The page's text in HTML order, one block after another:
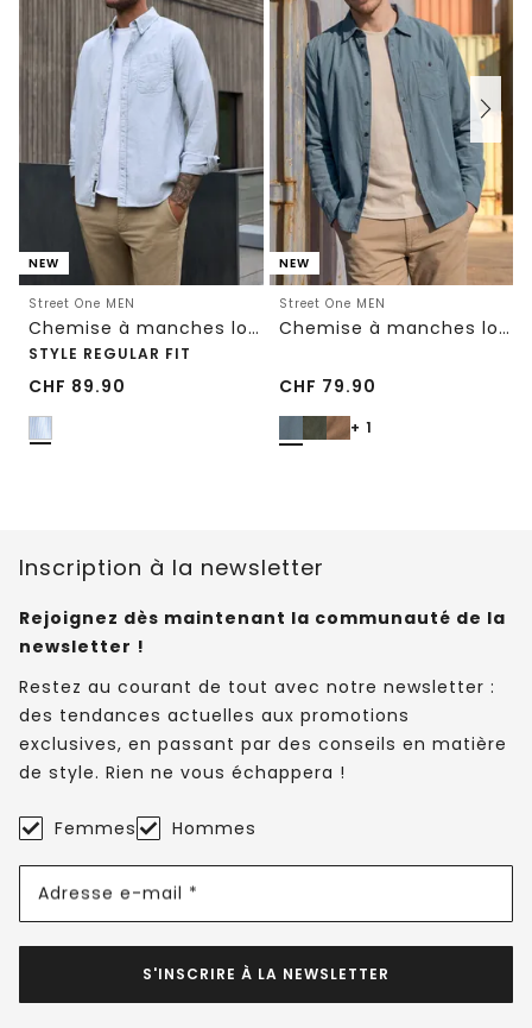
NEW
Street One MEN
Chemise à manches longues à rayures
STYLE REGULAR FIT
CHF 89.90
NEW
Street One MEN
Chemise à manches longues en velours côtelé uni
CHF 79.90
+ 1
Inscription à la newsletter
Rejoignez dès maintenant la communauté de la
newsletter !
Restez au courant de tout avec notre newsletter :
des tendances actuelles aux promotions
exclusives, en passant par des conseils en matière
de style. Rien ne vous échappera !
Femmes Hommes
Adresse e-mail *
S'INSCRIRE À LA NEWSLETTER